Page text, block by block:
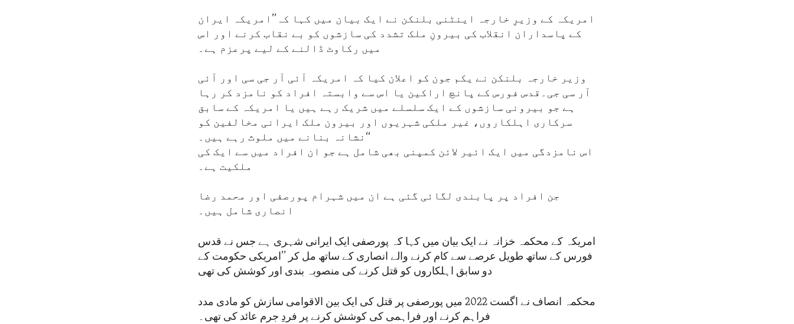
امریکہ کے وزیرِ خارجہ اینٹنی بلنکن نے ایک بیان میں کہا کہ’’امریکہ ایران
کے پاسداران انقلاب کی بیرونِ ملک تشدد کی سازشوں کو بے نقاب کرنے اور اس
میں رکاوٹ ڈالنے کے لیے پرعزم ہے۔
وزیر خارجہ بلنکن نے یکم جون کو اعلان کیا کہ امریکہ آئی آر جی سی اور آئی
آر سی جی۔قدس فورس کے پانچ اراکین یا اس سے وابستہ افراد کو نامزد کر رہا
ہے جو بیرونی سازشوں کے ایک سلسلے میں شریک رہے ہیں یا امریکہ کے سابق
سرکاری اہلکاروں، غیر ملکی شہریوں اور بیرون ملک ایرانی مخالفین کو
نشانہ بنانے میں ملوث رہے ہیں۔‘‘
اس نامزدگی میں ایک ائیر لائن کمپنی بھی شامل ہے جو ان افراد میں سے ایک کی
ملکیت ہے۔
جن افراد پر پابندی لگائی گئی ہے ان میں شہرام پورصفی اور محمد رضا
انصاری شامل ہیں۔
امریکہ کے محکمہ خزانہ نے ایک بیان میں کہا کہ پورصفی ایک ایرانی شہری ہے جس نے قدس
فورس کے ساتھ طویل عرصے سے کام کرنے والے انصاری کے ساتھ مل کر ’’امریکی حکومت کے
دو سابق اہلکاروں کو قتل کرنے کی منصوبہ بندی اور کوشش کی تھی
محکمہ انصاف نے اگست 2022 میں پورصفی پر قتل کی ایک بین الاقوامی سازش کو مادی مدد
فراہم کرنے اور فراہمی کی کوشش کرنے پر فردِ جرم عائد کی تھی۔